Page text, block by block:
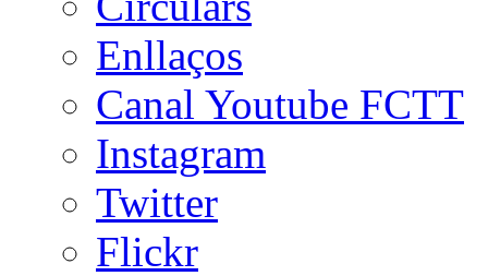
Enllaços
Canal Youtube FCTT
Instagram
Twitter
Flickr